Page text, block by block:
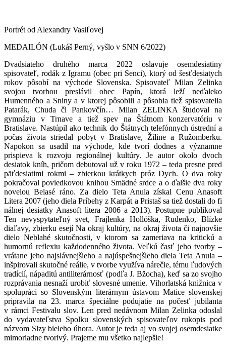
Portrét od Alexandry Vasiľovej
MEDAILÓN (Lukáš Perný, vyšlo v SNN 6/2022)
Dvadsiateho druhého marca 2022 oslavuje osemdesiatiny
spisovateľ, rodák z Igramu (obec pri Senci), ktorý od šesťdesiatych
rokov pôsobí na východe Slovenska. Spisovateľ Milan Zelinka
svojou tvorbou preslávil obec Papín, ktorá leží neďaleko
Humenného a Sniny a v ktorej pôsobili a pôsobia tiež spisovatelia
Patarák, Chuda či Pankovčín… Milan ZELINKA študoval na
gymnáziu v Trnave a tiež spev na Štátnom konzervatóriu v
Bratislave. Nastúpil ako technik do Štátnych telefónnych ústrední a
počas života striedal pobyt v Bratislave, Žiline a Ružomberku.
Napokon sa usadil na východe, kde tvorí dodnes a významne
prispieva k rozvoju regionálnej kultúry. Je autor okolo dvoch
desiatok kníh, pričom debutoval už v roku 1972 – teda presne pred
päťdesiatimi rokmi – zbierkou krátkych próz Dych. O dva roky
pokračoval poviedkovou knihou Smädné srdce a o ďalšie dva roky
novelou Belasé ráno. Za dielo Teta Anula získal Cenu Anasoft
Litera 2007 (jeho diela Príbehy z Karpát a Pristaš sa tiež dostali do fi
nálnej desiatky Anasoft litera 2006 a 2013). Postupne publikoval
Ten nevyspytateľný svet, Frajlenka Hollóška, Rudenko, Blízke
diaľavy, zbierku esejí Na okraj kultúry, na okraj života či najnovšie
dielo Neblahé skutočnosti, v ktorom sa zameriava na kritickú a
humornú reflexiu každodenného života. Veľkú časť jeho tvorby –
vrátane jeho najslávnejšieho a najúspešnejšieho diela Teta Anula –
inšpirovali skutočné reálie, v tvorbe využíva nárečie, tému ľudových
tradícií, nápaditú antiliterárnosť (podľa J. Bžocha), keď sa zo svojho
rozprávania nesnaží urobiť slovesné umenie. Vihorlatská knižnica v
spolupráci so Slovenským literárnym ústavom Matice slovenskej
pripravila na 23. marca špeciálne podujatie na počesť jubilanta
v rámci Festivalu slov. Len pred nedávnom Milan Zelinka odoslal
do vydavateľstva Spolku slovenských spisovateľov rukopis pod
názvom Slzy bieleho úhora. Autor je teda aj vo svojej osemdesiatke
mimoriadne tvorivý. Prajeme mu všetko najlepšie!